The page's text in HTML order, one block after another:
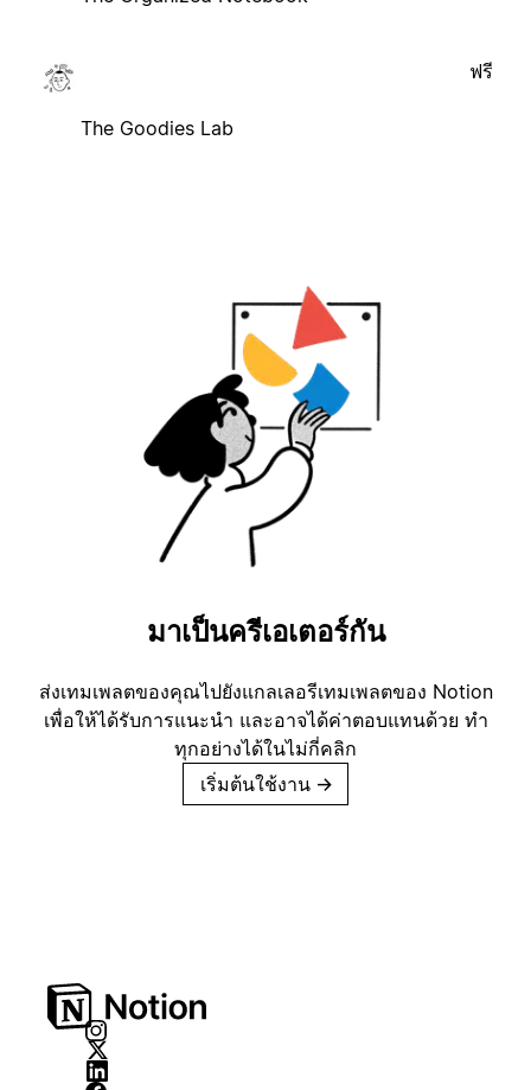
The Goodies Lab
ฟรี
มาเป็นครีเอเตอร์กัน
ส่งเทมเพลตของคุณไปยังแกลเลอรีเทมเพลตของ Notion
เพื่อให้ได้รับการแนะนำ และอาจได้ค่าตอบแทนด้วย ทำ
ทุกอย่างได้ในไม่กี่คลิก
เริ่มต้นใช้งาน →